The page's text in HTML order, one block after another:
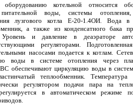
котельной относится
воды, системы отопления,
лузгового котла Е-20-1.4ОИ. Вода в
а также из конденсатного бака
и давление в деаэраторе
регуляторами.
насосами подается к котлам.
воды в системе отопления через
обеспечивают циркуляцию воды в
теплообменник. Температура
регулятором подачи пара на
в автоматическом режиме